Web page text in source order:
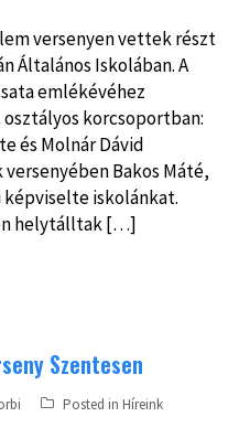
versenyen vettek részt
Általános Iskolában. A
emlékévéhez
korcsoportban:
és Molnár Dávid
Bakos Máté,
képviselte iskolánkat.
helytálltak […]
Szentesen
Posted in Híreink